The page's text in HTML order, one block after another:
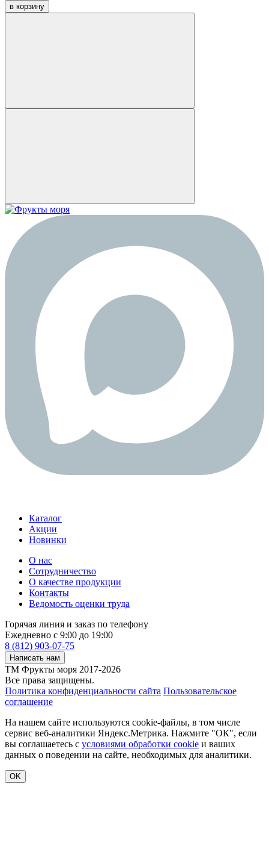
в корзину
Каталог
Акции
Новинки
О нас
Сотрудничество
О качестве продукции
Контакты
Ведомость оценки труда
Горячая линия и заказ по телефону
Ежедневно с 9:00 до 19:00
8 (812) 903-07-75
Написать нам
ТМ Фрукты моря 2017-2026
Все права защищены.
Политика конфиденциальности сайта Пользовательское
соглашение
На нашем сайте используются cookie-файлы, в том числе
сервис веб-аналитики Яндекс.Метрика. Нажмите "ОК", если
вы соглашаетесь с условиями обработки cookie и ваших
данных о поведении на сайте, необходимых для аналитики.
OK